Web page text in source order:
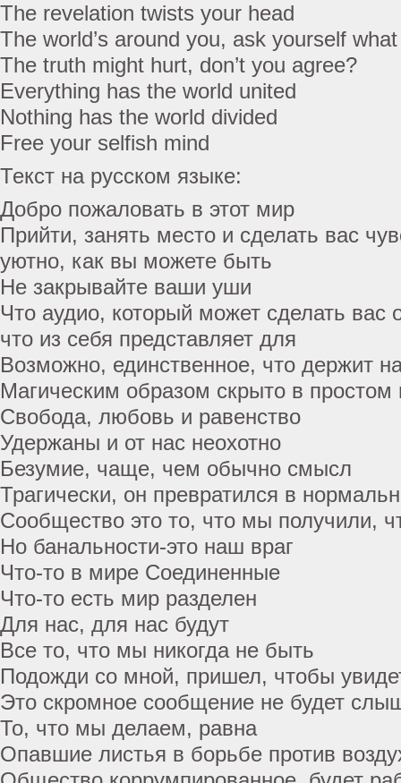
The revelation twists your head
The world’s around you, ask yourself
The truth might hurt, don’t you agree?
Everything has the world united
Nothing has the world divided
Free your selfish mind
Текст на русском языке:
Добро пожаловать в этот мир
Прийти, занять место и сделать вас
уютно, как вы можете быть
Не закрывайте ваши уши
Что аудио, который может сделать
что из себя представляет для
Возможно, единственное, что держит
Магическим образом скрыто в простом
Свобода, любовь и равенство
Удержаны и от нас неохотно
Безумие, чаще, чем обычно смысл
Трагически, он превратился в
Сообщество это то, что мы получили,
Но банальности-это наш враг
Что-то в мире Соединенные
Что-то есть мир разделен
Для нас, для нас будут
Все то, что мы никогда не быть
Подожди со мной, пришел, чтобы
Это скромное сообщение не будет
То, что мы делаем, равна
Опавшие листья в борьбе против